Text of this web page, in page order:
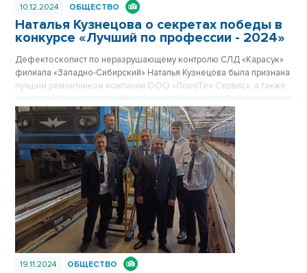
10.12.2024 ОБЩЕСТВО
Наталья Кузнецова о секретах победы в
конкурсе «Лучший по профессии - 2024»
Дефектоскопист по неразрушающему контролю СЛД «Карасук»
филиала «Западно-Сибирский» Наталья Кузнецова была признана
лучшим ремонтником компании ООО «ЛокоТех-Сервис», а также
завоевала I место в своей номинации. Награды победительнице
директор филиала «Приволжский» Виталий Миронов.
19.11.2024 ОБЩЕСТВО